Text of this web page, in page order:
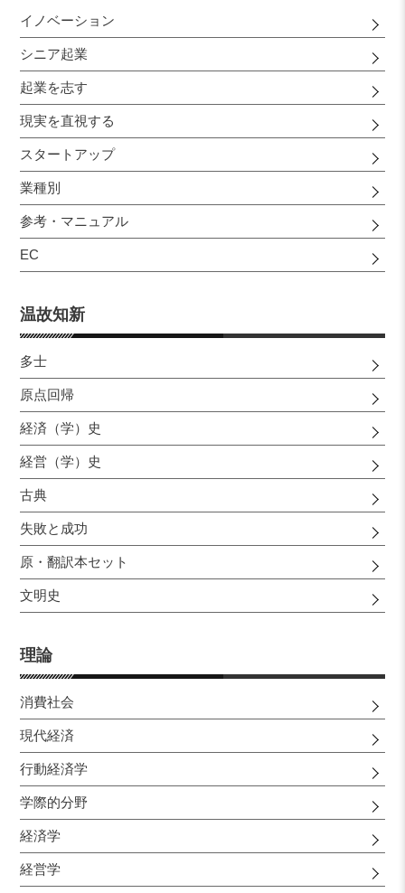
イノベーション
シニア起業
起業を志す
現実を直視する
スタートアップ
業種別
参考・マニュアル
EC
温故知新
多士
原点回帰
経済（学）史
経営（学）史
古典
失敗と成功
原・翻訳本セット
文明史
理論
消費社会
現代経済
行動経済学
学際的分野
経済学
経営学